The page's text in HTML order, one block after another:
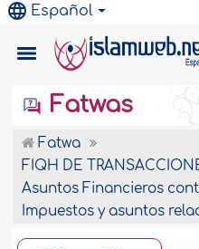
Español
Fatwas
Fatwa
FIQH DE
Asuntos Financieros
Impuestos y asuntos